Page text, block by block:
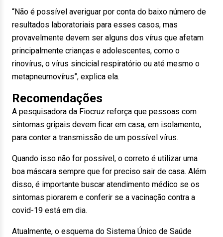
“Não é possível averiguar por conta do baixo número de
resultados laboratoriais para esses casos, mas
provavelmente devem ser alguns dos vírus que afetam
principalmente crianças e adolescentes, como o
rinovírus, o vírus sincicial respiratório ou até mesmo o
metapneumovírus”, explica ela.
Recomendações
A pesquisadora da Fiocruz reforça que pessoas com
sintomas gripais devem ficar em casa, em isolamento,
para conter a transmissão de um possível vírus.
Quando isso não for possível, o correto é utilizar uma
boa máscara sempre que for preciso sair de casa. Além
disso, é importante buscar atendimento médico se os
sintomas piorarem e conferir se a vacinação contra a
covid-19 está em dia.
Atualmente, o esquema do Sistema Único de Saúde